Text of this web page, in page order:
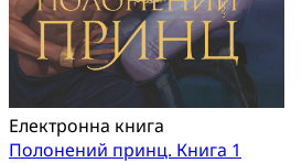
Електронна книга
Полонений принц. Книга 1